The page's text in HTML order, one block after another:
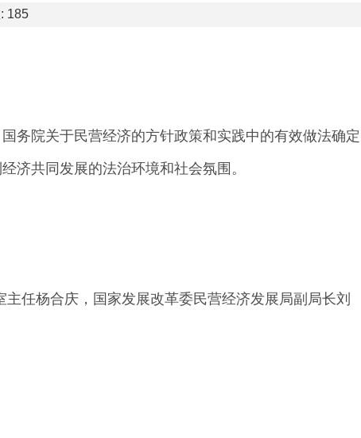
185
院关于民营经济的方针政策和实践中的有效做法确定
济共同发展的法治环境和社会氛围。
任杨合庆，国家发展改革委民营经济发展局副局长刘